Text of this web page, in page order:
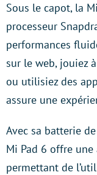
Sous le capot, la
processeur
performances
sur le web, jouiez
ou utilisiez des
assure une
Avec sa batterie
Mi Pad 6 offre
permettant de